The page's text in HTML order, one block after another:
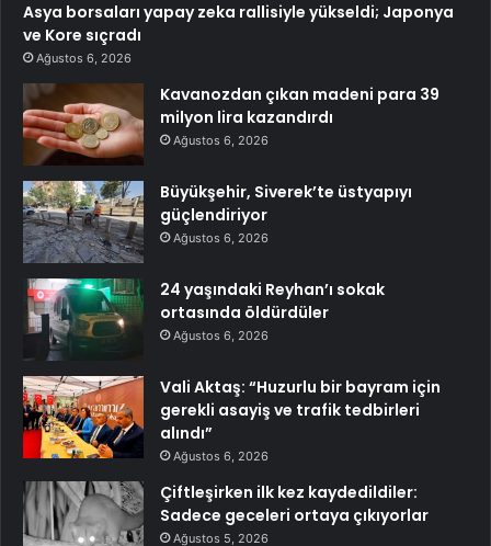
Asya borsaları yapay zeka rallisiyle yükseldi; Japonya
ve Kore sıçradı
Ağustos 6, 2026
Kavanozdan çıkan madeni para 39
milyon lira kazandırdı
Ağustos 6, 2026
Büyükşehir, Siverek’te üstyapıyı
güçlendiriyor
Ağustos 6, 2026
24 yaşındaki Reyhan’ı sokak
ortasında öldürdüler
Ağustos 6, 2026
Vali Aktaş: “Huzurlu bir bayram için
gerekli asayiş ve trafik tedbirleri
alındı”
Ağustos 6, 2026
Çiftleşirken ilk kez kaydedildiler:
Sadece geceleri ortaya çıkıyorlar
Ağustos 5, 2026